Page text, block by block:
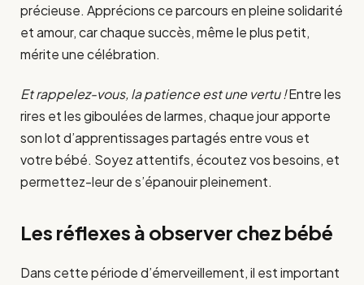
précieuse. Apprécions ce parcours en pleine solidarité
et amour, car chaque succès, même le plus petit,
mérite une célébration.
Et rappelez-vous, la patience est une vertu !Entre les
rires et les giboulées de larmes, chaque jour apporte
son lot d’apprentissages partagés entre vous et
votre bébé. Soyez attentifs, écoutez vos besoins, et
permettez-leur de s’épanouir pleinement.
Les réflexes à observer chez bébé
Dans cette période d’émerveillement, il est important